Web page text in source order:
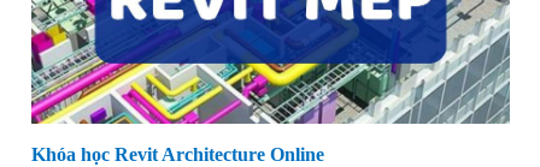
Khóa học Revit Architecture Online